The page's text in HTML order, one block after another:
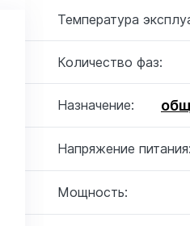
Температура
Количество фаз:
Назначение:
Напряжение питания:
Мощность: